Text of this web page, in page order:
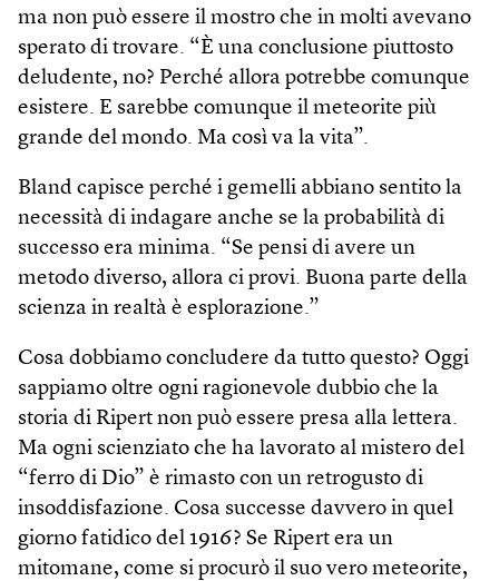
ma non può essere il mostro che in molti avevano
sperato di trovare. “È una conclusione piuttosto
deludente, no? Perché allora potrebbe comunque
esistere. E sarebbe comunque il meteorite più
grande del mondo. Ma così va la vita”.
Bland capisce perché i gemelli abbiano sentito la
necessità di indagare anche se la probabilità di
successo era minima. “Se pensi di avere un
metodo diverso, allora ci provi. Buona parte della
scienza in realtà è esplorazione.”
Cosa dobbiamo concludere da tutto questo? Oggi
sappiamo oltre ogni ragionevole dubbio che la
storia di Ripert non può essere presa alla lettera.
Ma ogni scienziato che ha lavorato al mistero del
“ferro di Dio” è rimasto con un retrogusto di
insoddisfazione. Cosa successe davvero in quel
giorno fatidico del 1916? Se Ripert era un
mitomane, come si procurò il suo vero meteorite,